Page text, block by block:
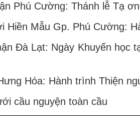
Phú Cường: Thánh lễ Tạ
Hiền Mẫu Gp. Phú Cường:
Đà Lạt: Ngày Khuyến học
Hóa: Hành trình Thiện
cầu nguyện toàn cầu